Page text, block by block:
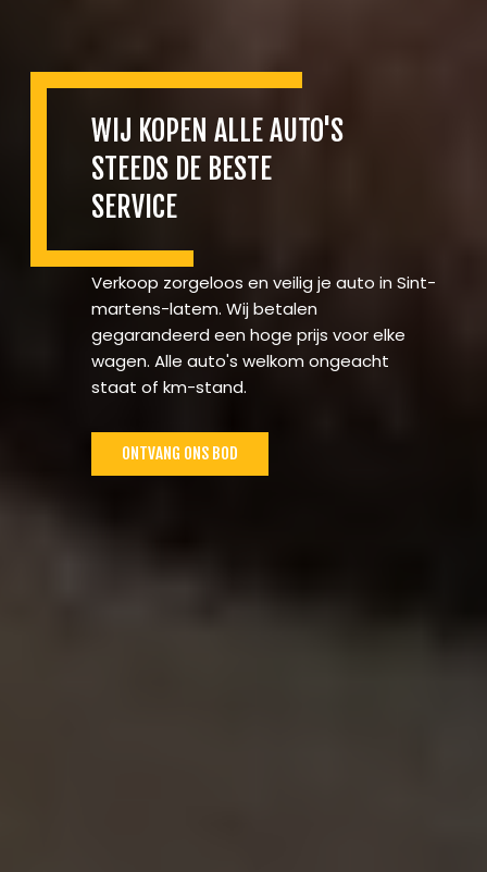
WIJ KOPEN ALLE AUTO'S
STEEDS DE BESTE
SERVICE
Verkoop zorgeloos en veilig je auto in Sint-
martens-latem. Wij betalen
gegarandeerd een hoge prijs voor elke
wagen. Alle auto's welkom ongeacht
staat of km-stand.
ONTVANG ONS BOD